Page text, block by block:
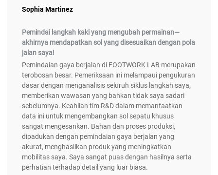
Sophia Martinez
Pemindai langkah kaki yang mengubah permainan—
akhirnya mendapatkan sol yang disesuaikan dengan pola
jalan saya!
Pemindaian gaya berjalan di FOOTWORK LAB merupakan
terobosan besar. Pemeriksaan ini melampaui pengukuran
dasar dengan menganalisis seluruh siklus langkah saya,
memberikan wawasan yang bahkan tidak saya sadari
sebelumnya. Keahlian tim R&D dalam memanfaatkan
data ini untuk mengembangkan sol sepatu khusus
sangat mengesankan. Bahan dan proses produksi,
dipadukan dengan pemindaian gaya berjalan yang
akurat, menghasilkan produk yang meningkatkan
mobilitas saya. Saya sangat puas dengan hasilnya serta
perhatian terhadap detail yang luar biasa.